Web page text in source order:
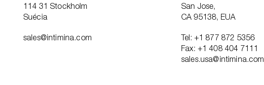
114 31 Stockholm
Suécia
sales@intimina.com
San Jose,
CA 95138, EUA
Tel: +1 877 872 5356
Fax: +1 408 404 7111
sales.usa@intimina.com